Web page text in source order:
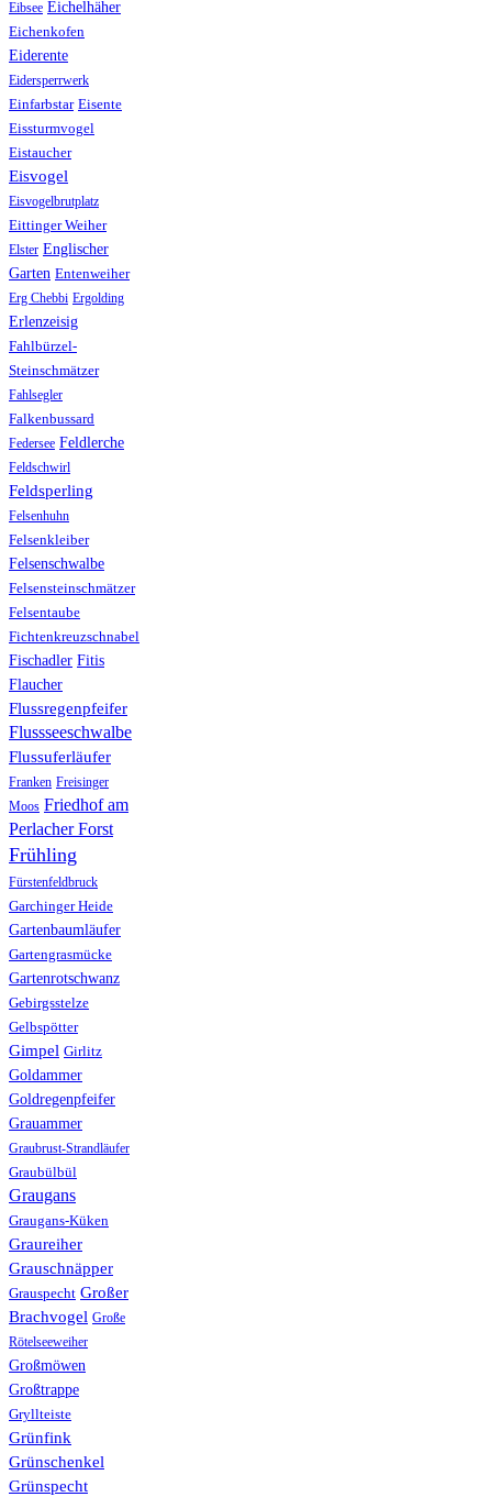
Eibsee Eichelhäher
Eichenkofen
Eiderente
Eidersperrwerk
Einfarbstar Eisente
Eissturmvogel
Eistaucher
Eisvogel
Eisvogelbrutplatz
Eittinger Weiher
Elster Englischer
Garten Entenweiher
Erg Chebbi Ergolding
Erlenzeisig
Fahlbürzel-
Steinschmätzer
Fahlsegler
Falkenbussard
Federsee Feldlerche
Feldschwirl
Feldsperling
Felsenhuhn
Felsenkleiber
Felsenschwalbe
Felsensteinschmätzer
Felsentaube
Fichtenkreuzschnabel
Fischadler Fitis
Flaucher
Flussregenpfeifer
Flussseeschwalbe
Flussuferläufer
Franken Freisinger
Moos Friedhof am
Perlacher Forst
Frühling
Fürstenfeldbruck
Garchinger Heide
Gartenbaumläufer
Gartengrasmücke
Gartenrotschwanz
Gebirgsstelze
Gelbspötter
Gimpel Girlitz
Goldammer
Goldregenpfeifer
Grauammer
Graubrust-Strandläufer
Graubülbül
Graugans
Graugans-Küken
Graureiher
Grauschnäpper
Grauspecht Großer
Brachvogel Große
Rötelseeweiher
Großmöwen
Großtrappe
Gryllteiste
Grünfink
Grünschenkel
Grünspecht